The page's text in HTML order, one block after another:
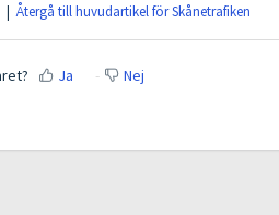
|Återgå till huvudartikel för Skånetrafiken
Ja Nej